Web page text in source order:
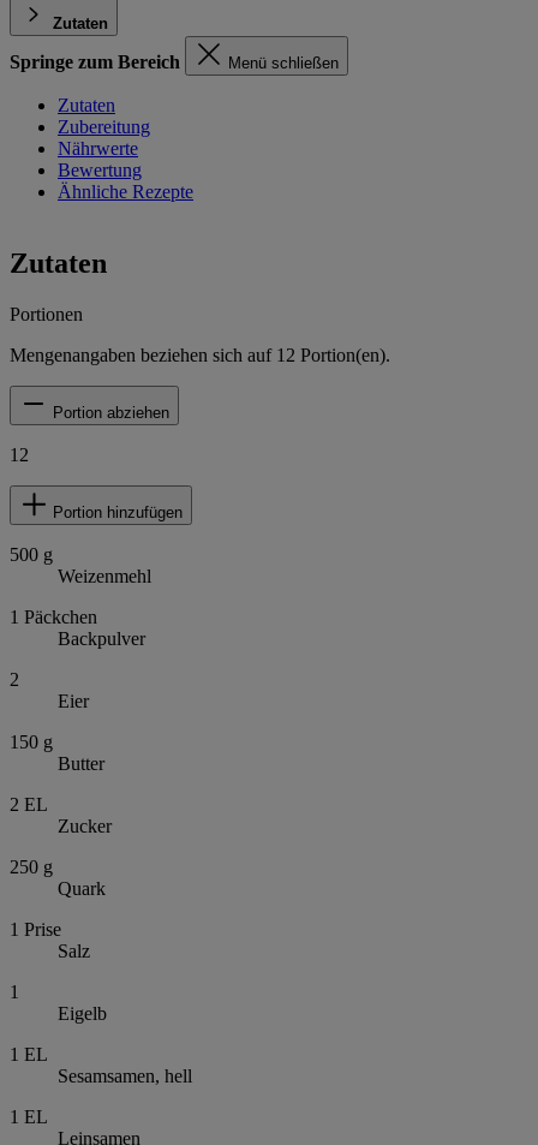
Zutaten
Springe zum Bereich Menü schließen
Zutaten
Zubereitung
Nährwerte
Bewertung
Ähnliche Rezepte
Zutaten
Portionen
Mengenangaben beziehen sich auf 12 Portion(en).
Portion abziehen
12
Portion hinzufügen
500 g
Weizenmehl
1 Päckchen
Backpulver
2
Eier
150 g
Butter
2 EL
Zucker
250 g
Quark
1 Prise
Salz
1
Eigelb
1 EL
Sesamsamen, hell
1 EL
Leinsamen